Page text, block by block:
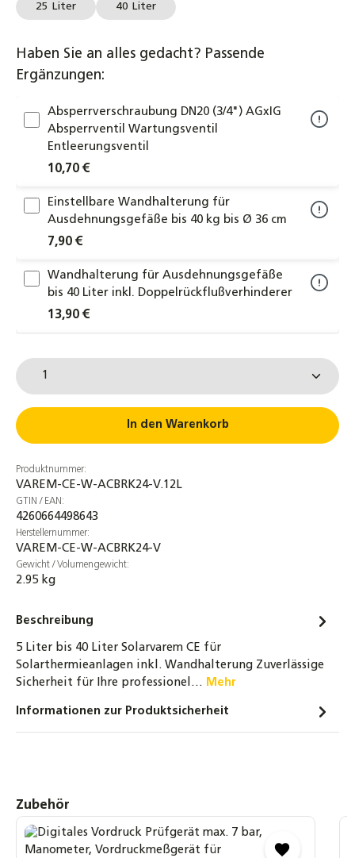
25 Liter 40 Liter
Haben Sie an alles gedacht? Passende
Ergänzungen:
Absperrverschraubung DN20 (3/4") AGxIG
Absperrventil Wartungsventil
Entleerungsventil
10,70 €
Einstellbare Wandhalterung für
Ausdehnungsgefäße bis 40 kg bis Ø 36 cm
7,90 €
Wandhalterung für Ausdehnungsgefäße
bis 40 Liter inkl. Doppelrückflußverhinderer
13,90 €
22,70 €
Adapter für Ausdehnungsgefäße
61,90 €
ZILMET Vorschaltgefäß VSG 5 L – 18 L für
Solar Ausdehnungsgefäß
45,90 €
DN16 - 80 / 120 / 180 cm für ADG
22,90 €
Wandhalterung für Ausdehnungsgefäße
21,90 €
2,90 €
Produkt Anzahl: Gib den gewünschten Wert ein
In den Warenkorb
Produktnummer:
VAREM-CE-W-ACBRK24-V.12L
GTIN / EAN:
4260664498643
Herstellernummer:
VAREM-CE-W-ACBRK24-V
Gewicht / Volumengewicht:
2.95 kg
Beschreibung
5 Liter bis 40 Liter Solarvarem CE für
Solarthermieanlagen inkl. Wandhalterung Zuverlässige
Sicherheit für Ihre professionel… Mehr
Informationen zur Produktsicherheit
Produktgalerie überspringen
Zubehör